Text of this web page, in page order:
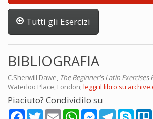
Tutti gli Esercizi
BIBLIOGRAFIA
C.Sherwill Dawe, The Beginner's Latin Exercises
Waterloo Place, London; leggi il libro su
Piaciuto? Condividilo su
FacebookTwitterEmail WhatsAppMessengerTelegramSkype